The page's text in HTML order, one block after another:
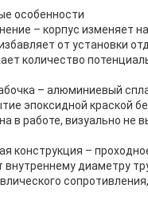
особенности
– корпус изменяет
от установки
количество
– алюминиевый
эпоксидной краской
в работе, визуально не
конструкция –
внутреннему диаметру